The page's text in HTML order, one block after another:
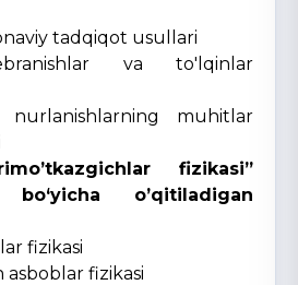
tadqiqot usullari
va to'lqinlar
nurlanishlarning muhitlar
fizikasi”
bo‘yicha o’qitiladigan
fizikasi
asboblar fizikasi